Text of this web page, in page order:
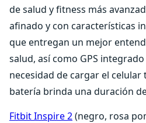
de salud y fitness más
afinado y con características
que entregan un mejor
salud, así como GPS
necesidad de cargar el celular
batería brinda una duración
Fitbit Inspire 2(negro, rosa